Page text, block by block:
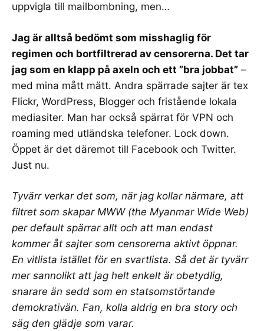
uppvigla till mailbombning, men…
Jag är alltså bedömt som misshaglig för
regimen och bortfiltrerad av censorerna. Det tar
jag som en klapp på axeln och ett ”bra jobbat” –
med mina mått mätt. Andra spärrade sajter är tex
Flickr, WordPress, Blogger och fristående lokala
mediasiter. Man har också spärrat för VPN och
roaming med utländska telefoner. Lock down.
Öppet är det däremot till Facebook och Twitter.
Just nu.
Tyvärr verkar det som, när jag kollar närmare, att
filtret som skapar MWW(the Myanmar Wide Web)
per default spärrar allt och att man endast
kommer åt sajter som censorerna aktivt öppnar.
En vitlista istället för en svartlista. Så det är tyvärr
mer sannolikt att jag helt enkelt är obetydlig,
snarare än sedd som en statsomstörtande
demokrativän. Fan, kolla aldrig en bra story och
säg den glädje som varar.